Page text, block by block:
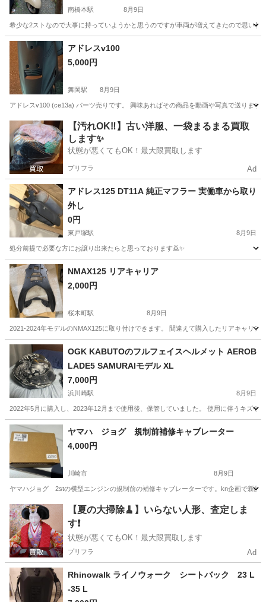
南橋本駅 8月9日
希少な2ストなので大事に持っていようかと思うのですが車両が増えてきたので思い
神奈川 相模原市アドレスv100
5,000円
舞岡駅 8月9日
アドレスv100 (ce13a) パーツ売りです。 興味あればその商品を動画や写真で送ります
神奈川 横浜市 舞岡駅 スズキ アドレス
【汚れOK‼️】古い洋服、一袋まるまる買取
します✨
状態が悪くてもOK！最大限買取します
プリフラ Ad
アドレス125 DT11A 純正マフラー 実働車から取り
外し
0円
東戸塚駅 8月9日
処分前提で必要な方にお譲り出来たらと思っております🙇✨
神奈川 横浜市 スズキ
NMAX125 リアキャリア
2,000円
桜木町駅 8月9日
2021-2024年モデルのNMAX125に取り付けできます。 間違えて購入したリアキャリア
神奈川 横浜市 OGK KABUTOのフルフェイスヘルメット AEROB
LADE5 SAMURAIモデル XL
7,000円
浜川崎駅 8月9日
2022年5月に購入し、2023年12月まで使用後、保管していました。 使用に伴うキズ
神奈川 川崎市 浜川崎駅 その他 フルフェイスヘルメット
ヤマハ ジョグ 規制前補修キャブレーター
4,000円
川崎市 8月9日
ヤマハジョグ 2stの横型エンジンの規制前の補修キャブレーターです。kn企画で新品
神奈川 ヤマハ
【夏の大掃除🧹】いらない人形、査定しま
す❗️
状態が悪くてもOK！最大限買取します
プリフラ Ad
Rhinowalk ライノウォーク シートバック 23 L
-35 L